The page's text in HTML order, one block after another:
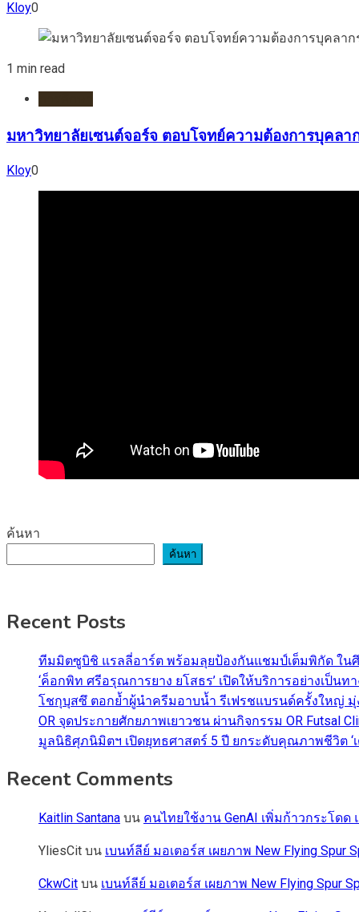
Kloy0
1 min read
มหาวิทยาลัยเซนต์จอร์จ ตอบโจทย์ความต้องการบุคล
Kloy0
ค้นหา
ค้นหา
Recent Posts
ทีมมิตซูบิชิ แรลลี่อาร์ต พร้อมลุยป้องกันแชมป์เต็มพิกัด ใน
‘ค็อกพิท ศรีอรุณการยาง ยโสธร’ เปิดให้บริการอย่างเป็น
โชกุบุสซึ ตอกย้ำผู้นำครีมอาบน้ำ รีเฟรชแบรนด์ครั้งใหญ่ มุ่
OR จุดประกายศักยภาพเยาวชน ผ่านกิจกรรม OR Futsal
มูลนิธิศุภนิมิตฯ เปิดยุทธศาสตร์ 5 ปี ยกระดับคุณภาพชีวิต
Recent Comments
Kaitlin Santana บน คนไทยใช้งาน GenAI เพิ่มก้าวกระโด
YliesCit บน เบนท์ลีย์ มอเตอร์ส เผยภาพ New Flying
CkwCit บน เบนท์ลีย์ มอเตอร์ส เผยภาพ New Flying Spur